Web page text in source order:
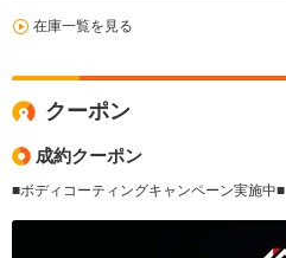
在庫一覧を見る
クーポン
成約クーポン
■ボディコーティングキャンペーン実施中■